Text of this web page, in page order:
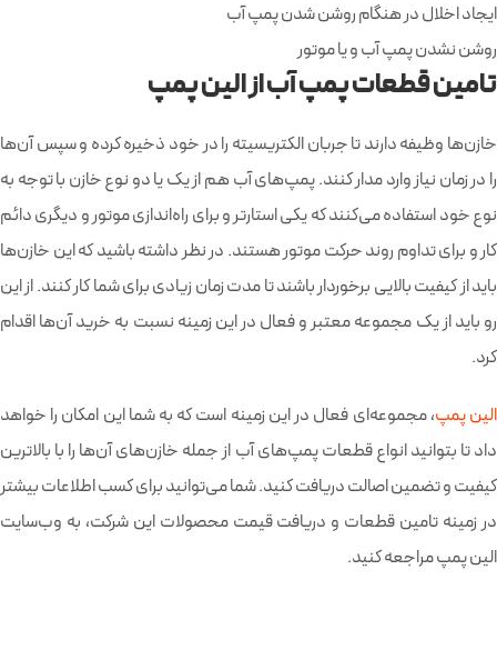
ایجاد اخلال در هنگام روشن شدن پمپ آب
روشن نشدن پمپ آب و یا موتور
تامین قطعات پمپ آب از الین پمپ
خازن‌ها وظیفه دارند تا جربان الکتریسیته را در خود ذخیره کرده و سپس آن‌ها
را در زمان نیاز وارد مدار کنند. پمپ‌های آب هم از یک یا دو نوع خازن با توجه به
نوع خود استفاده می‌کنند که یکی استارتر و برای راه‌اندازی موتور و دیگری دائم
کار و برای تداوم روند حرکت موتور هستند. در نظر داشته باشید که این خازن‌ها
باید از کیفیت بالایی برخوردار باشند تا مدت زمان زیادی برای شما کار کنند. از این
رو باید از یک مجموعه معتبر و فعال در این زمینه نسبت به خرید آن‌ها اقدام
کرد.
الین پمپ، مجموعه‌ای فعال در این زمینه است که به شما این امکان را خواهد
داد تا بتوانید انواع قطعات پمپ‌های آب از جمله خازن‌های آن‌ها را با بالاترین
کیفیت و تضمین اصالت دریافت کنید. شما می‌توانید برای کسب اطلاعات بیشتر
در زمینه تامین قطعات و دریافت قیمت محصولات این شرکت، به وب‌سایت
الین پمپ مراجعه کنید.